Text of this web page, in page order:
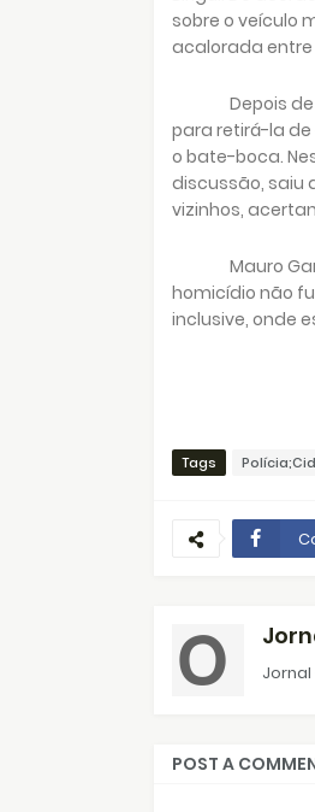
sobre o veículo
acalorada
Depois
para retirá-la
o bate-boca.
discussão, saiu
vizinhos,
Mauro
homicídio não
inclusive, onde
Tags
POST A